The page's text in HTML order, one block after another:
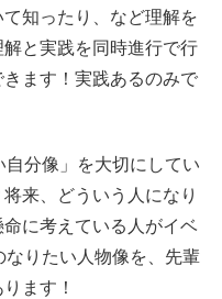
知ったり、など理解を
と実践を同時進行で行
ます！実践あるのみで
分像」を大切にしてい
来、どういう人になり
に考えている人がイベ
りたい人物像を、先輩
ます！